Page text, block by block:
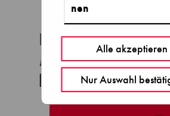
nen
Alle akzeptieren
Nur Auswahl
Bitte wählen Sie
Museum aus, das
besuchen